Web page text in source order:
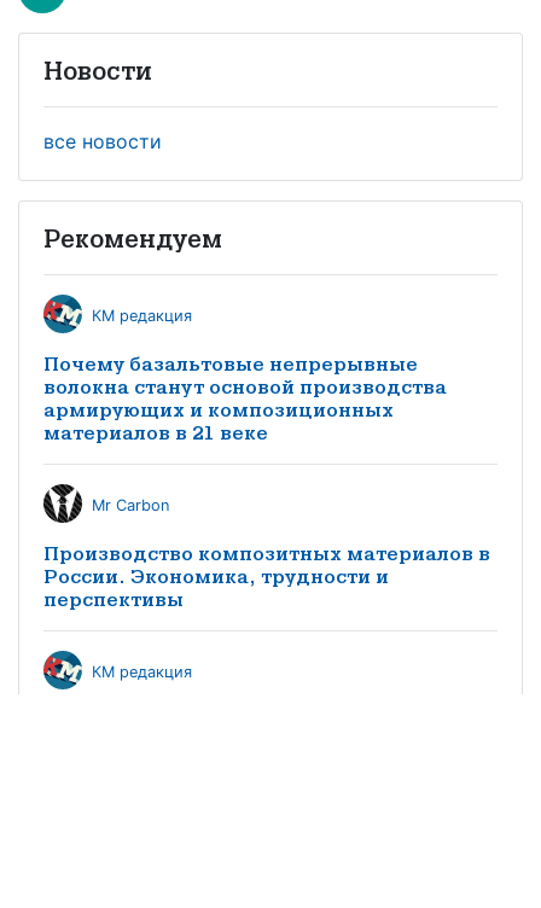
Новости
все новости
Рекомендуем
КМ редакция
Почему базальтовые непрерывные
волокна станут основой производства
армирующих и композиционных
материалов в 21 веке
Mr Carbon
Производство композитных материалов в
России. Экономика, трудности и
перспективы
КМ редакция